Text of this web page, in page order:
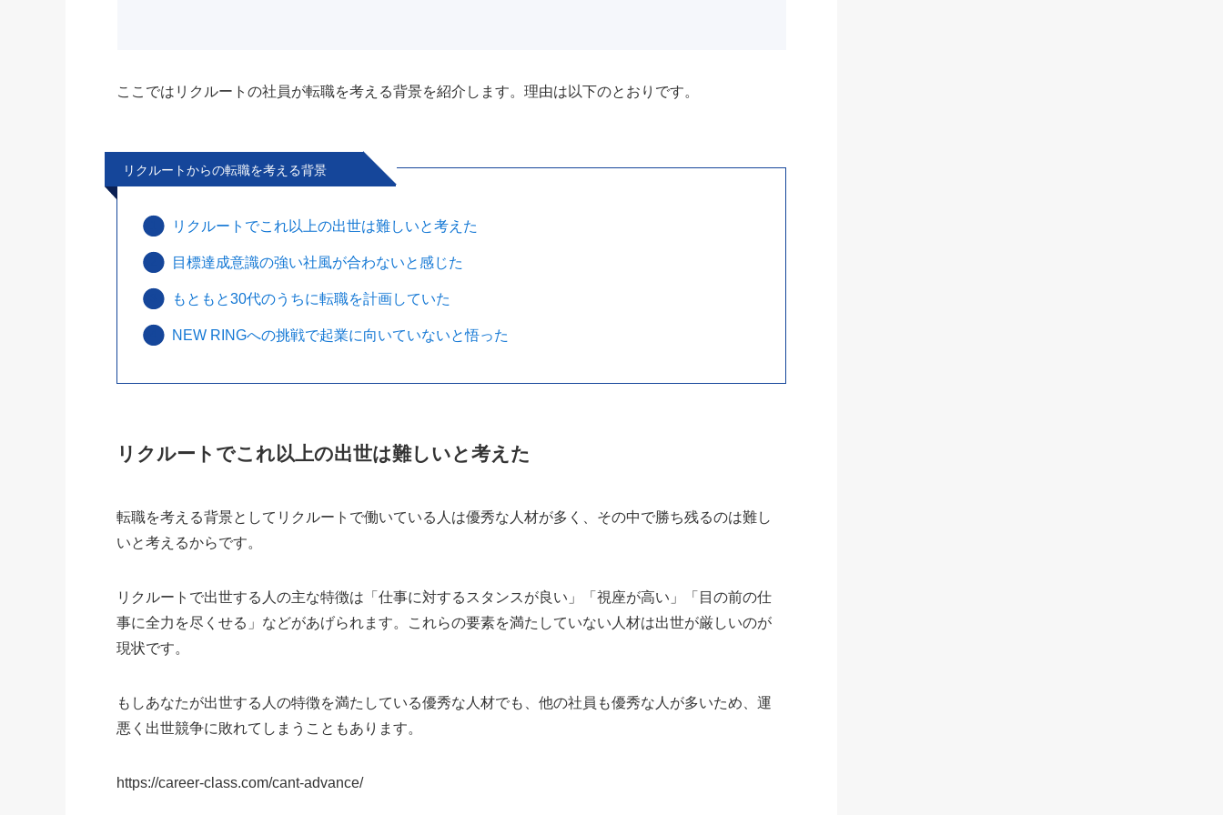
ここではリクルートの社員が転職を考える背景を紹介します。理由は以下のとおりです。
リクルートからの転職を考える背景
リクルートでこれ以上の出世は難しいと考えた
目標達成意識の強い社風が合わないと感じた
もともと30代のうちに転職を計画していた
NEW RINGへの挑戦で起業に向いていないと悟った
リクルートでこれ以上の出世は難しいと考えた
転職を考える背景としてリクルートで働いている人は優秀な人材が多く、その中で勝ち残るのは難し
いと考えるからです。
リクルートで出世する人の主な特徴は「仕事に対するスタンスが良い」「視座が高い」「目の前の仕
事に全力を尽くせる」などがあげられます。これらの要素を満たしていない人材は出世が厳しいのが
現状です。
もしあなたが出世する人の特徴を満たしている優秀な人材でも、他の社員も優秀な人が多いため、運
悪く出世競争に敗れてしまうこともあります。
https://career-class.com/cant-advance/